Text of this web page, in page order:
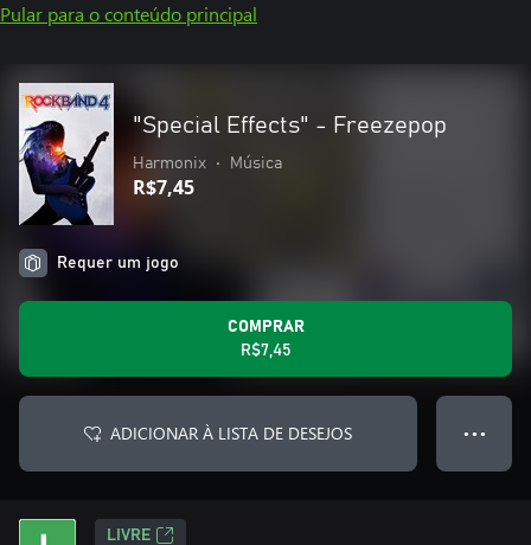
Pular para o conteúdo principal
"Special Effects" - Freezepop
Harmonix • Música
R$7,45
Requer um jogo
COMPRAR
R$7,45
ADICIONAR À LISTA DE DESEJOS ● ● ●
LIVRE